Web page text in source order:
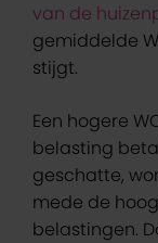
van de
gemiddelde
stijgt.
Een hogere
belasting
geschatte,
mede de
belastingen.